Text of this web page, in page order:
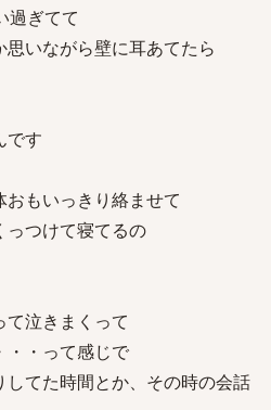
過ぎてて
思いながら壁に耳あてたら
です
もいっきり絡ませて
っつけて寝てるの
泣きまくって
・・って感じで
てた時間とか、その時の会話